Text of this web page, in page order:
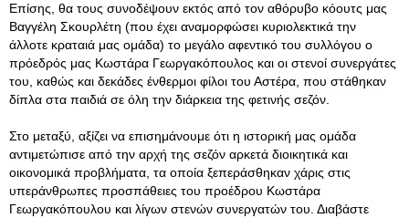
Επίσης, θα τους συνοδέψουν εκτός από τον αθόρυβο κόουτς μας
Βαγγέλη Σκουρλέτη (που έχει αναμορφώσει κυριολεκτικά την
άλλοτε κραταιά μας ομάδα) το μεγάλο αφεντικό του συλλόγου o
πρόεδρός μας Κωστάρα Γεωργακόπουλος και οι στενοί συνεργάτες
του, καθώς και δεκάδες ένθερμοι φίλοι του Αστέρα, που στάθηκαν
δίπλα στα παιδιά σε όλη την διάρκεια της φετινής σεζόν.
Στο μεταξύ, αξίζει να επισημάνουμε ότι η ιστορική μας ομάδα
αντιμετώπισε από την αρχή της σεζόν αρκετά διοικητικά και
οικονομικά προβλήματα, τα οποία ξεπεράσθηκαν χάρις στις
υπεράνθρωπες προσπάθειες του προέδρου Κωστάρα
Γεωργακόπουλου και λίγων στενών συνεργατών του. Διαβάστε